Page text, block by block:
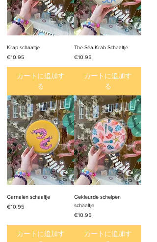
Krap schaaltje
価格
€10.95
カートに追加す
る
The Sea Krab Schaaltje
価格
€10.95
カートに追加す
る
Garnalen schaaltje
価格
€10.95
カートに追加す
Gekleurde schelpen
schaaltje
価格
€10.95
カートに追加す